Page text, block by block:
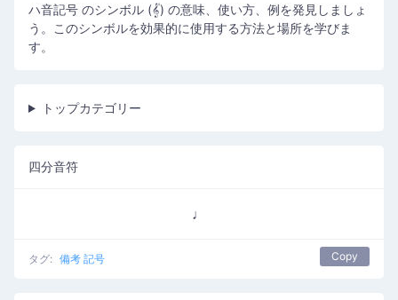
ハ音記号 のシンボル (𝄟) の意味、使い方、例を発見しましょ
う。このシンボルを効果的に使用する方法と場所を学びま
す。
トップカテゴリー
四分音符
♩
タグ: 備考 記号 Copy